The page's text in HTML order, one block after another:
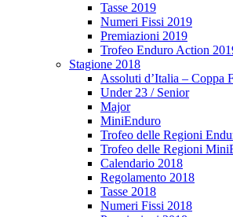
Tasse 2019
Numeri Fissi 2019
Premiazioni 2019
Trofeo Enduro Action
Stagione 2018
Assoluti d’Italia – Coppa
Under 23 / Senior
Major
MiniEnduro
Trofeo delle Regioni
Trofeo delle Regioni
Calendario 2018
Regolamento 2018
Tasse 2018
Numeri Fissi 2018